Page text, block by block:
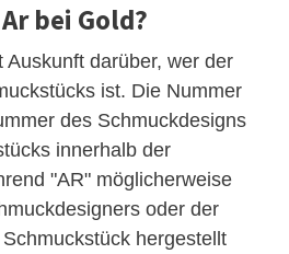
bei Gold?
Auskunft darüber, wer der
ist. Die Nummer
des Schmuckdesigns
innerhalb der
"AR" möglicherweise
oder der
hergestellt